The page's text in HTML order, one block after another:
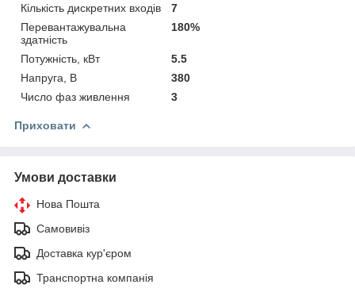
Кількість дискретних входів
7
Перевантажувальна
здатність
180%
Потужність, кВт
5.5
Напруга, В
380
Число фаз живлення
3
Приховати
Умови доставки
Нова Пошта
Самовивіз
Доставка кур'єром
Транспортна компанія